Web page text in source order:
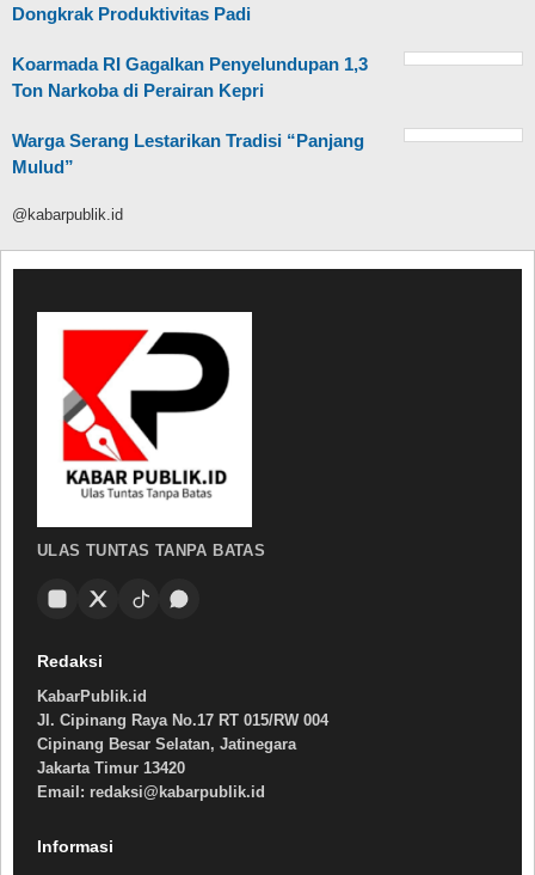
Dongkrak Produktivitas Padi
Koarmada RI Gagalkan Penyelundupan 1,3
Ton Narkoba di Perairan Kepri
Warga Serang Lestarikan Tradisi “Panjang
Mulud”
@kabarpublik.id
ULAS TUNTAS TANPA BATAS
Redaksi
KabarPublik.id
Jl. Cipinang Raya No.17 RT 015/RW 004
Cipinang Besar Selatan, Jatinegara
Jakarta Timur 13420
Email: redaksi@kabarpublik.id
Informasi